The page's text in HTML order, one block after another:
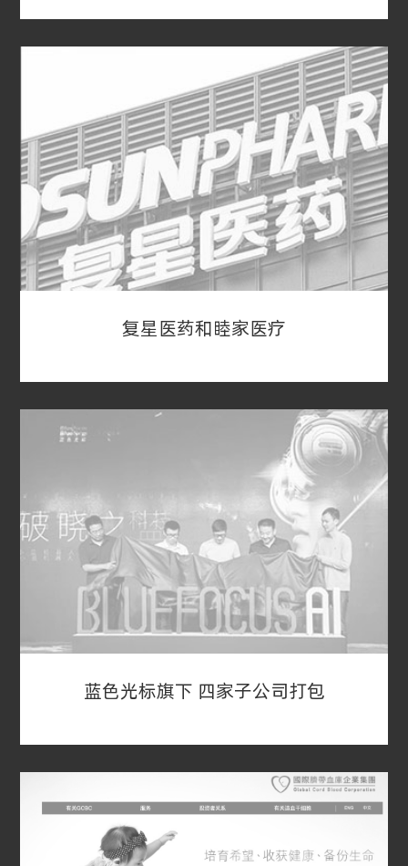
汉堡王通过SPAC起死回生
汉堡王的此次回归并不是传统的首次公开募股
（IPO），而是3g资本运作SPAC壳公司。然后，
SPAC壳公司对汉堡王进行反向并购。在并购前，
SPAC壳公司已取得纽交所的上市地位，并购完成
后的新公司自动成为纽交所上市公司。
复星医药和睦家医疗
复星医药和睦家医疗
2019年7月31日，港股上市公司复星医药发布公告
称，其附属公司复星实业、合伙企业、 普通合伙
人、NFC、买方及其他卖方与SPAC公司NFC订立
SPAC并购交易协议。此次SPAC并购交易估值约为
13亿美元。
蓝色光标旗下 四家子公司打包
蓝色光标旗下 四家子公司打包
2019年8月23日晚间，创业板上市公司蓝色光标